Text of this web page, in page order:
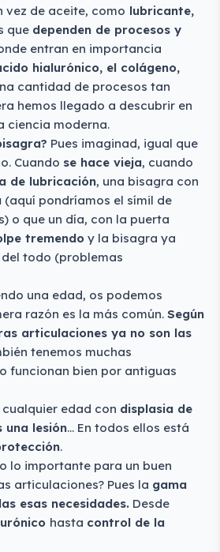
vez de aceite, como lubricante,
que dependen de procesos y
entran en importancia
hialurónico, el colágeno,
cantidad de procesos tan
hemos llegado a descubrir en
ciencia moderna.
Pues imaginad, igual que
Cuando se hace vieja, cuando
de lubricación, una bisagra con
(aquí pondríamos el símil de
o que un día, con la puerta
tremendo y la bisagra ya
todo (problemas
una edad, os podemos
razón es la más común. Según
articulaciones ya no son las
tenemos muchas
funcionan bien por antiguas
cualquier edad con displasia de
una lesión… En todos ellos está
.
lo importante para un buen
articulaciones? Pues la gama
esas necesidades. Desde
hasta control de la